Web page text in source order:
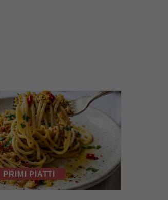
PRIMI PIATTI